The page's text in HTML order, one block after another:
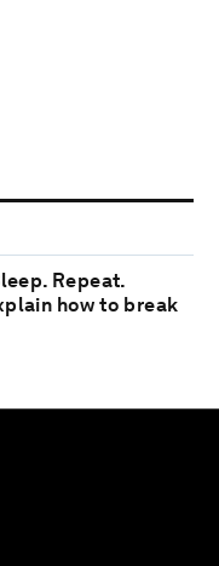
Repeat.
how to break